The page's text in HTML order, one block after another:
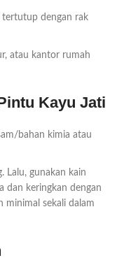
tertutup dengan rak
atau kantor rumah
Kayu Jati
bahan kimia atau
Lalu, gunakan kain
dan keringkan dengan
minimal sekali dalam